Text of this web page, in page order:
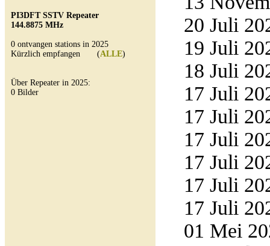
PI3DFT SSTV Repeater
144.8875 MHz
0 ontvangen stations in 2025
Kürzlich empfangen (ALLE)
Über Repeater in 2025:
0 Bilder
20 Juli
19 Juli
18 Juli
17 Juli
17 Juli
17 Juli
17 Juli
17 Juli
17 Juli
01 Mei